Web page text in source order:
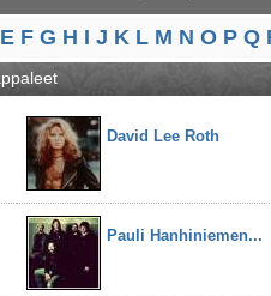
E F G H I J K L M N O P Q
David Lee Roth
Pauli Hanhiniemen...